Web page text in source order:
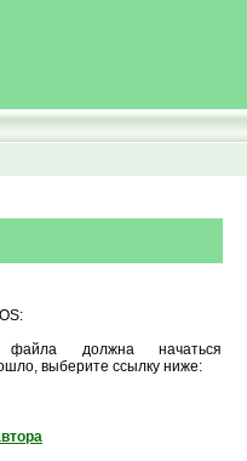
файла должна начаться
выберите ссылку ниже: